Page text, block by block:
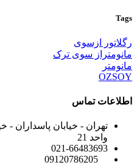
Tags
رگلاتور ازسوی
مانومتراز سوی ترک
مانومتر
OZSOY
اطلاعات تماس
واحد 21
021-66483693